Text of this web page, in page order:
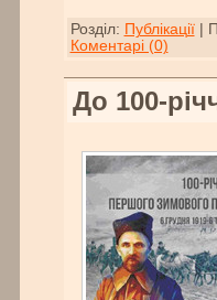
Розділ: Публікації|
Коментарі (0)
До 100-